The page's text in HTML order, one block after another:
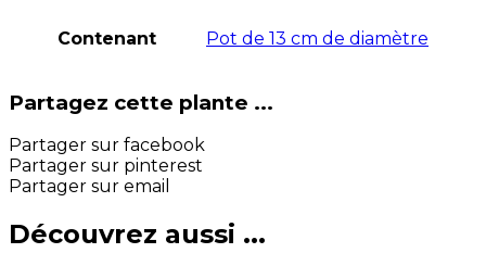
Contenant Pot de 13 cm de diamètre
Partagez cette plante ...
Partager sur facebook
Partager sur pinterest
Partager sur email
Découvrez aussi ...